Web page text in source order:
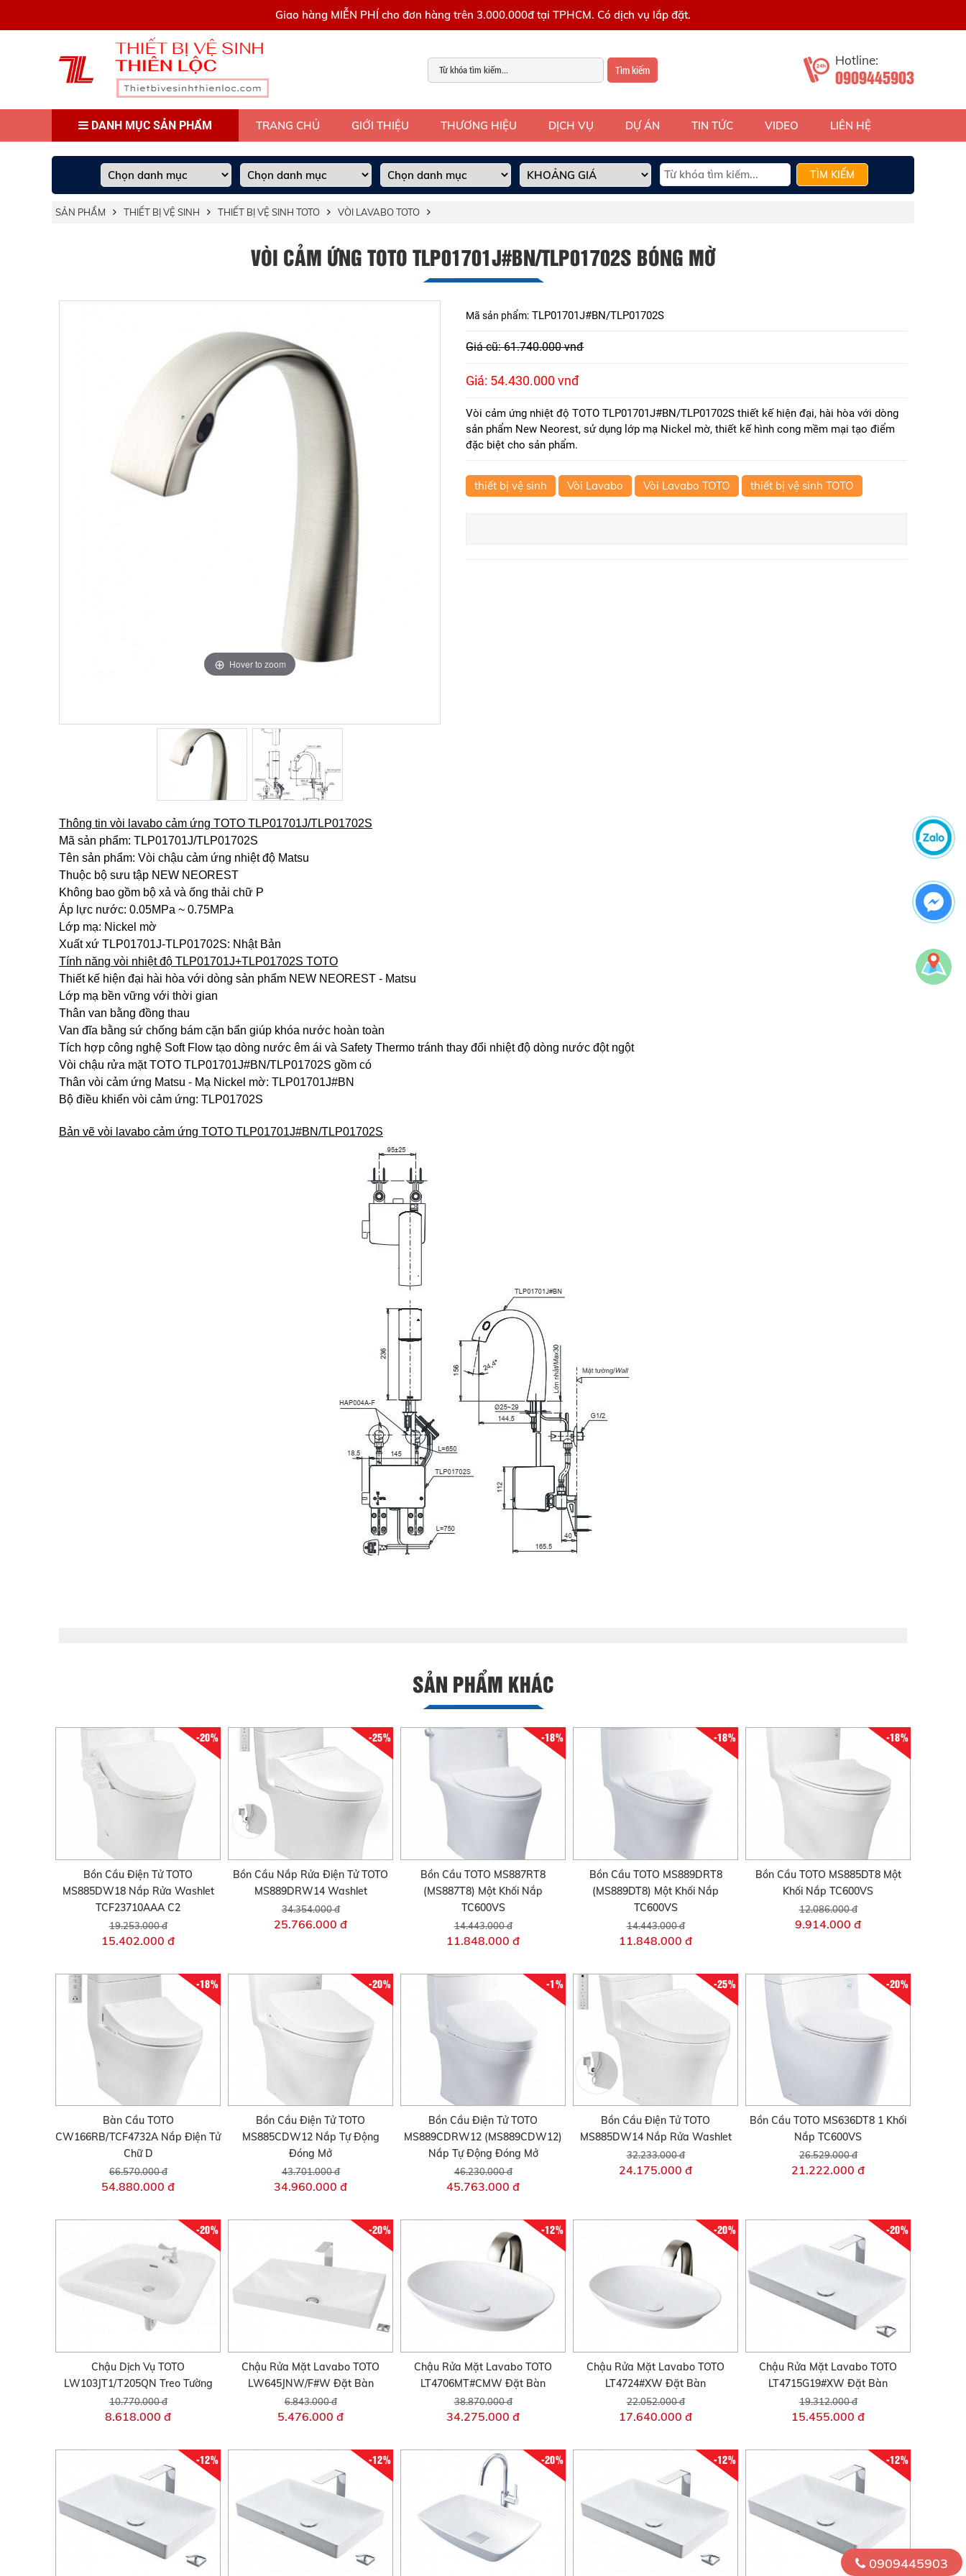
Giao hàng MIỄN PHÍ cho đơn hàng trên 3.000.000đ tại TPHCM. Có dịch vụ lắp đặt.
Tìm kiếm
Hotline:
0909445903
DANH MỤC SẢN PHẨM TRANG CHỦ GIỚI THIỆU THƯƠNG HIỆU DỊCH VỤ DỰ ÁN TIN TỨC VIDEO LIÊN HỆ
TÌM KIẾM
SẢN PHẨM THIẾT BỊ VỆ SINH THIẾT BỊ VỆ SINH TOTO VÒI LAVABO TOTO
VÒI CẢM ỨNG TOTO TLP01701J#BN/TLP01702S BÓNG MỜ
Hover to zoom
Mã sản phẩm: TLP01701J#BN/TLP01702S
Giá cũ: 61.740.000 vnđ
Giá: 54.430.000 vnđ
Vòi cảm ứng nhiệt độ TOTO TLP01701J#BN/TLP01702S thiết kế hiện đại, hài hòa với dòng
sản phẩm New Neorest, sử dụng lớp mạ Nickel mờ, thiết kế hình cong mềm mại tạo điểm
đặc biệt cho sản phẩm.
thiết bị vệ sinh Vòi Lavabo Vòi Lavabo TOTO thiết bị vệ sinh TOTO
Thông tin vòi lavabo cảm ứng TOTO TLP01701J/TLP01702S
Mã sản phẩm: TLP01701J/TLP01702S
Tên sản phẩm: Vòi chậu cảm ứng nhiệt độ Matsu
Thuộc bộ sưu tập NEW NEOREST
Không bao gồm bộ xả và ống thải chữ P
Áp lực nước: 0.05MPa ~ 0.75MPa
Lớp mạ: Nickel mờ
Xuất xứ TLP01701J-TLP01702S: Nhật Bản
Tính năng vòi nhiệt độ TLP01701J+TLP01702S TOTO
Thiết kế hiện đại hài hòa với dòng sản phẩm NEW NEOREST - Matsu
Lớp mạ bền vững với thời gian
Thân van bằng đồng thau
Van đĩa bằng sứ chống bám cặn bẩn giúp khóa nước hoàn toàn
Tích hợp công nghệ Soft Flow tạo dòng nước êm ái và Safety Thermo tránh thay đổi nhiệt độ dòng nước đột ngột
Vòi chậu rửa mặt TOTO TLP01701J#BN/TLP01702S gồm có
Thân vòi cảm ứng Matsu - Mạ Nickel mờ: TLP01701J#BN
Bộ điều khiển vòi cảm ứng: TLP01702S
Bản vẽ vòi lavabo cảm ứng TOTO TLP01701J#BN/TLP01702S
SẢN PHẨM KHÁC
-20%
Bồn Cầu Điện Tử TOTO
MS885DW18 Nắp Rửa Washlet
TCF23710AAA C2
19.253.000 đ
15.402.000 đ
-25%
Bồn Cầu Nắp Rửa Điện Tử TOTO
MS889DRW14 Washlet
34.354.000 đ
25.766.000 đ
-18%
Bồn Cầu TOTO MS887RT8
(MS887T8) Một Khối Nắp
TC600VS
14.443.000 đ
11.848.000 đ
-18%
Bồn Cầu TOTO MS889DRT8
(MS889DT8) Một Khối Nắp
TC600VS
14.443.000 đ
11.848.000 đ
-18%
Bồn Cầu TOTO MS885DT8 Một
Khối Nắp TC600VS
12.086.000 đ
9.914.000 đ
-18%
Bàn Cầu TOTO
CW166RB/TCF4732A Nắp Điện Tử
Chữ D
66.570.000 đ
54.880.000 đ
-20%
Bồn Cầu Điện Tử TOTO
MS885CDW12 Nắp Tự Động
Đóng Mở
43.701.000 đ
34.960.000 đ
-1%
Bồn Cầu Điện Tử TOTO
MS889CDRW12 (MS889CDW12)
Nắp Tự Động Đóng Mở
46.230.000 đ
45.763.000 đ
-25%
Bồn Cầu Điện Tử TOTO
MS885DW14 Nắp Rửa Washlet
32.233.000 đ
24.175.000 đ
-20%
Bồn Cầu TOTO MS636DT8 1 Khối
Nắp TC600VS
26.529.000 đ
21.222.000 đ
-20%
Chậu Dịch Vụ TOTO
LW103JT1/T205QN Treo Tường
10.770.000 đ
8.618.000 đ
-20%
Chậu Rửa Mặt Lavabo TOTO
LW645JNW/F#W Đặt Bàn
6.843.000 đ
5.476.000 đ
-12%
Chậu Rửa Mặt Lavabo TOTO
LT4706MT#CMW Đặt Bàn
38.870.000 đ
34.275.000 đ
-20%
Chậu Rửa Mặt Lavabo TOTO
LT4724#XW Đặt Bàn
22.052.000 đ
17.640.000 đ
-20%
Chậu Rửa Mặt Lavabo TOTO
LT4715G19#XW Đặt Bàn
19.312.000 đ
15.455.000 đ
-12% -12% -20% -12% -12%
0909445903